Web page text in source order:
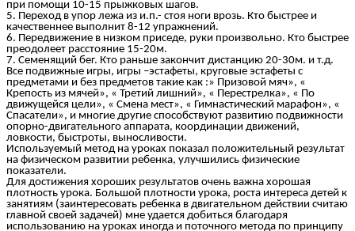
при помощи 10-15 прыжковых шагов.
5. Переход в упор лежа из и.п.- стоя ноги врозь. Кто быстрее и
качественнее выполнит 8-12 упражнений.
6. Передвижение в низком приседе, руки произвольно. Кто быстрее
преодолеет расстояние 15-20м.
7. Семенящий бег. Кто раньше закончит дистанцию 20-30м. и т.д.
Все подвижные игры, игры –эстафеты, круговые эстафеты с
предметами и без предметов такие как :» Призовой мяч», «
Крепость из мячей», « Третий лишний», « Перестрелка», « По
движущейся цели», « Смена мест», « Гимнастический марафон», «
Спасатели», и многие другие способствуют развитию подвижности
опорно-двигательного аппарата, координации движений,
ловкости, быстроты, выносливости.
Используемый метод на уроках показал положительный результат
на физическом развитии ребенка, улучшились физические
показатели.
Для достижения хороших результатов очень важна хорошая
плотность урока. Большой плотности урока, роста интереса детей к
занятиям (заинтересовать ребенка в двигательном действии считаю
главной своей задачей) мне удается добиться благодаря
использованию на уроках иногда и поточного метода по принципу